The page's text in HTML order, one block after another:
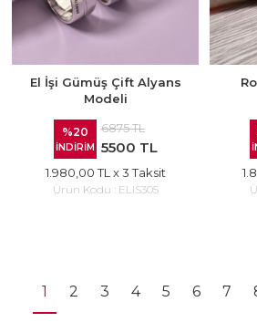
El İşi Gümüş Çift Alyans
Modeli
%20
İNDİRİM
6875 TL
5500 TL
1.980,00 TL x 3 Taksit
Ürün Kodu : ELIS305
1 2 3 4 5 6 7